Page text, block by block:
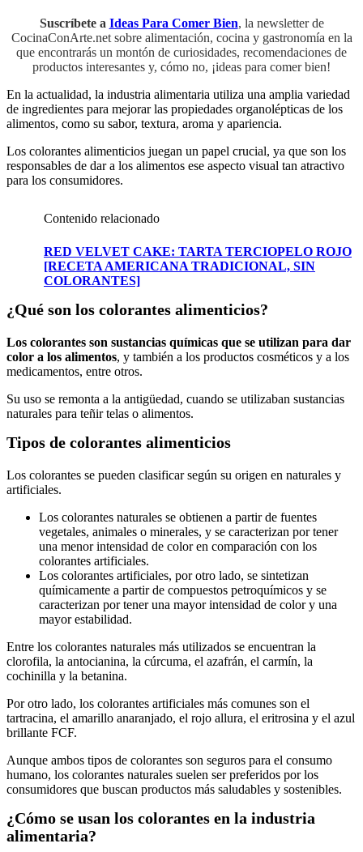
Suscríbete a Ideas Para Comer Bien, la newsletter de
CocinaConArte.net sobre alimentación, cocina y gastronomía en la
que encontrarás un montón de curiosidades, recomendaciones de
productos interesantes y, cómo no, ¡ideas para comer bien!
En la actualidad, la industria alimentaria utiliza una amplia variedad
de ingredientes para mejorar las propiedades organolépticas de los
alimentos, como su sabor, textura, aroma y apariencia.
Los colorantes alimenticios juegan un papel crucial, ya que son los
responsables de dar a los alimentos ese aspecto visual tan atractivo
para los consumidores.
Contenido relacionado
RED VELVET CAKE: TARTA TERCIOPELO ROJO
[RECETA AMERICANA TRADICIONAL, SIN
COLORANTES]
¿Qué son los colorantes alimenticios?
Los colorantes son sustancias químicas que se utilizan para dar
color a los alimentos, y también a los productos cosméticos y a los
medicamentos, entre otros.
Su uso se remonta a la antigüedad, cuando se utilizaban sustancias
naturales para teñir telas o alimentos.
Tipos de colorantes alimenticios
Los colorantes se pueden clasificar según su origen en naturales y
artificiales.
Los colorantes naturales se obtienen a partir de fuentes
vegetales, animales o minerales, y se caracterizan por tener
una menor intensidad de color en comparación con los
colorantes artificiales.
Los colorantes artificiales, por otro lado, se sintetizan
químicamente a partir de compuestos petroquímicos y se
caracterizan por tener una mayor intensidad de color y una
mayor estabilidad.
Entre los colorantes naturales más utilizados se encuentran la
clorofila, la antocianina, la cúrcuma, el azafrán, el carmín, la
cochinilla y la betanina.
Por otro lado, los colorantes artificiales más comunes son el
tartracina, el amarillo anaranjado, el rojo allura, el eritrosina y el azul
brillante FCF.
Aunque ambos tipos de colorantes son seguros para el consumo
humano, los colorantes naturales suelen ser preferidos por los
consumidores que buscan productos más saludables y sostenibles.
¿Cómo se usan los colorantes en la industria
alimentaria?